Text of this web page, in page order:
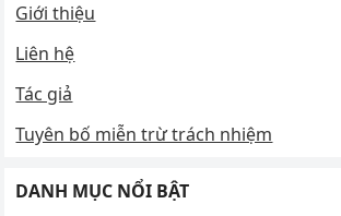
Giới thiệu
Liên hệ
Tác giả
Tuyên bố miễn trừ trách nhiệm
DANH MỤC NỔI BẬT